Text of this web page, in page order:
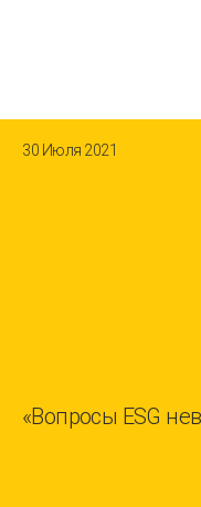
30 Июля 2021
«Вопросы ESG